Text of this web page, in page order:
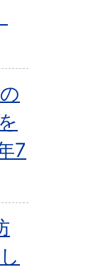
7